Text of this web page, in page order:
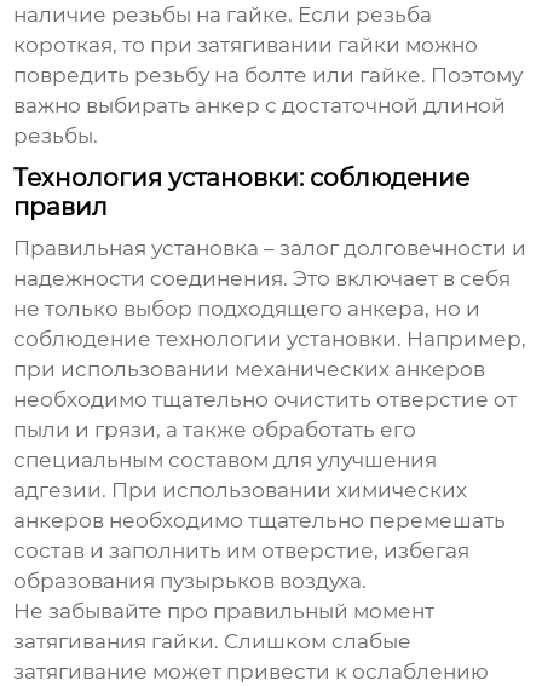
наличие резьбы на гайке. Если резьба
короткая, то при затягивании гайки можно
повредить резьбу на болте или гайке. Поэтому
важно выбирать анкер с достаточной длиной
резьбы.
Технология установки: соблюдение
правил
Правильная установка – залог долговечности и
надежности соединения. Это включает в себя
не только выбор подходящего анкера, но и
соблюдение технологии установки. Например,
при использовании механических анкеров
необходимо тщательно очистить отверстие от
пыли и грязи, а также обработать его
специальным составом для улучшения
адгезии. При использовании химических
анкеров необходимо тщательно перемешать
состав и заполнить им отверстие, избегая
образования пузырьков воздуха.
Не забывайте про правильный момент
затягивания гайки. Слишком слабые
затягивание может привести к ослаблению